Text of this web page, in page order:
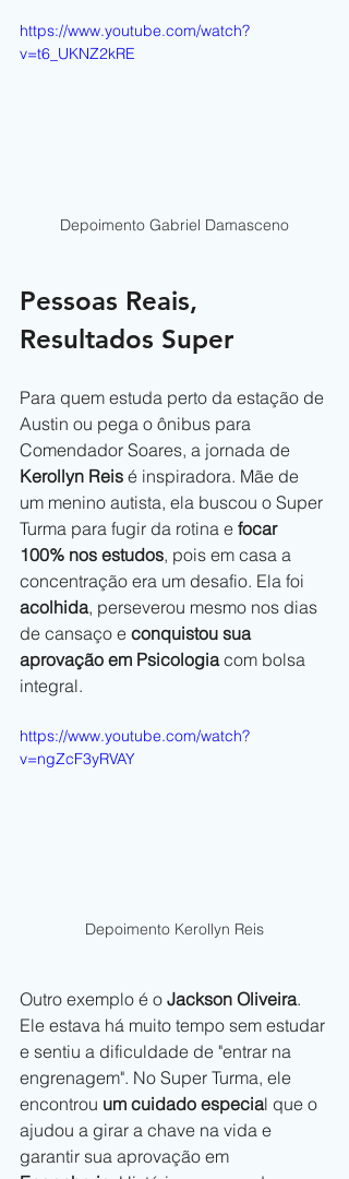
https://www.youtube.com/watch?
v=t6_UKNZ2kRE
Depoimento Gabriel Damasceno
Pessoas Reais,
Resultados Super
Para quem estuda perto da estação de
Austin ou pega o ônibus para
Comendador Soares, a jornada de
Kerollyn Reis é inspiradora. Mãe de
um menino autista, ela buscou o Super
Turma para fugir da rotina e focar
100% nos estudos, pois em casa a
concentração era um desafio. Ela foi
acolhida, perseverou mesmo nos dias
de cansaço e conquistou sua
aprovação em Psicologia com bolsa
integral.
https://www.youtube.com/watch?
v=ngZcF3yRVAY
Depoimento Kerollyn Reis
Outro exemplo é o Jackson Oliveira.
Ele estava há muito tempo sem estudar
e sentiu a dificuldade de "entrar na
engrenagem". No Super Turma, ele
encontrou um cuidado especial que o
ajudou a girar a chave na vida e
garantir sua aprovação em